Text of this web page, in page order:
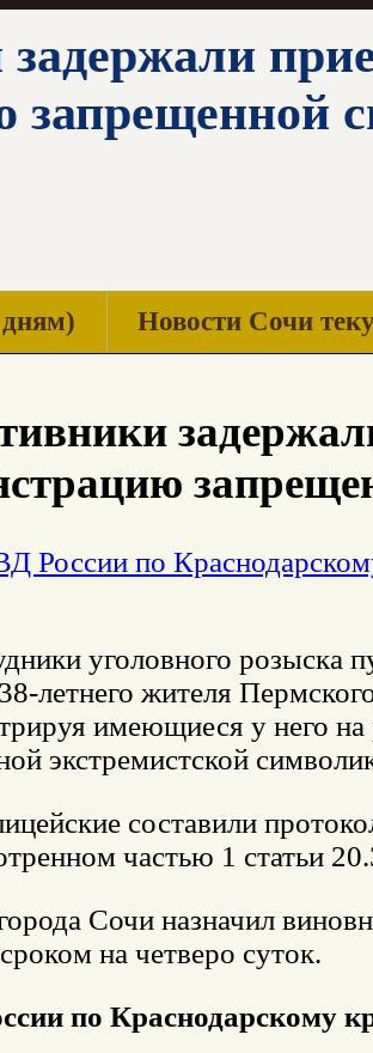
запрещенной
Новости Сочи
России по
уголовного розыска
летнего жителя
имеющиеся у него на
экстремистской
составили
частью 1 статьи
Сочи назначил
на четверо суток.
по Краснодарскому